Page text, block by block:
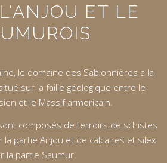
ET LE
le domaine des Sablonnières a la
sur la faille géologique entre le
et le Massif armoricain.
composés de terroirs de schistes
la partie Anjou et de calcaires et silex
la partie Saumur.